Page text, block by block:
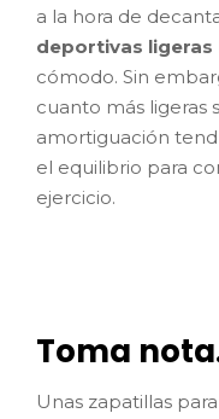
a la hora de
deportivas ligeras
cómodo. Sin
cuanto más ligeras
amortiguación
el equilibrio para
ejercicio.
Toma
Unas zapatillas